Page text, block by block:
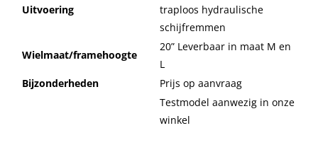
Uitvoering
traploos hydraulische
schijfremmen
Wielmaat/framehoogte
20” Leverbaar in maat M en
L
Bijzonderheden
Prijs op aanvraag
Testmodel aanwezig in onze
winkel